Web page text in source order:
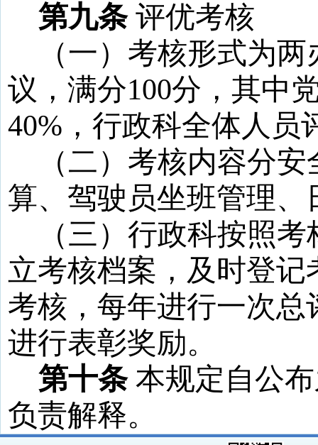
第九条 评优考核
（一）考核形式为
议，满分100分，其中
40% ，行政科全体人员
（二）考核内容分
算、驾驶员坐班管理
（三）行政科按照
立考核档案，及时登
考核，每年进行一次
进行表彰奖励。
第十条 本规定自公
负责解释。